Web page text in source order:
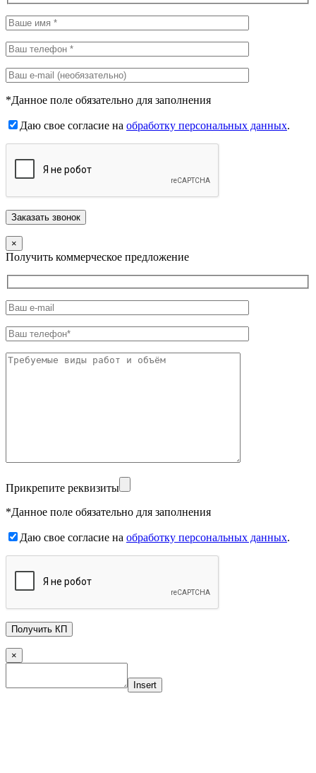
*Данное поле обязательно для заполнения
Даю свое согласие на обработку персональных данных.
×
Получить коммерческое предложение
Прикрепите реквизиты
*Данное поле обязательно для заполнения
Даю свое согласие на обработку персональных данных.
×
Insert